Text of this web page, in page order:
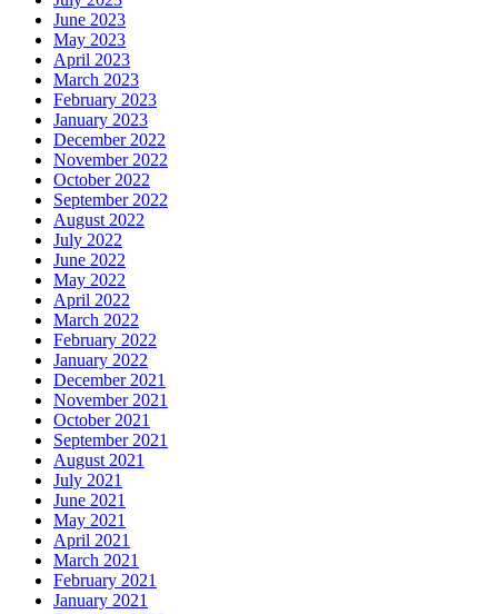
June 2023
May 2023
April 2023
March 2023
February 2023
January 2023
December 2022
November 2022
October 2022
September 2022
August 2022
July 2022
June 2022
May 2022
April 2022
March 2022
February 2022
January 2022
December 2021
November 2021
October 2021
September 2021
August 2021
July 2021
June 2021
May 2021
April 2021
March 2021
February 2021
January 2021